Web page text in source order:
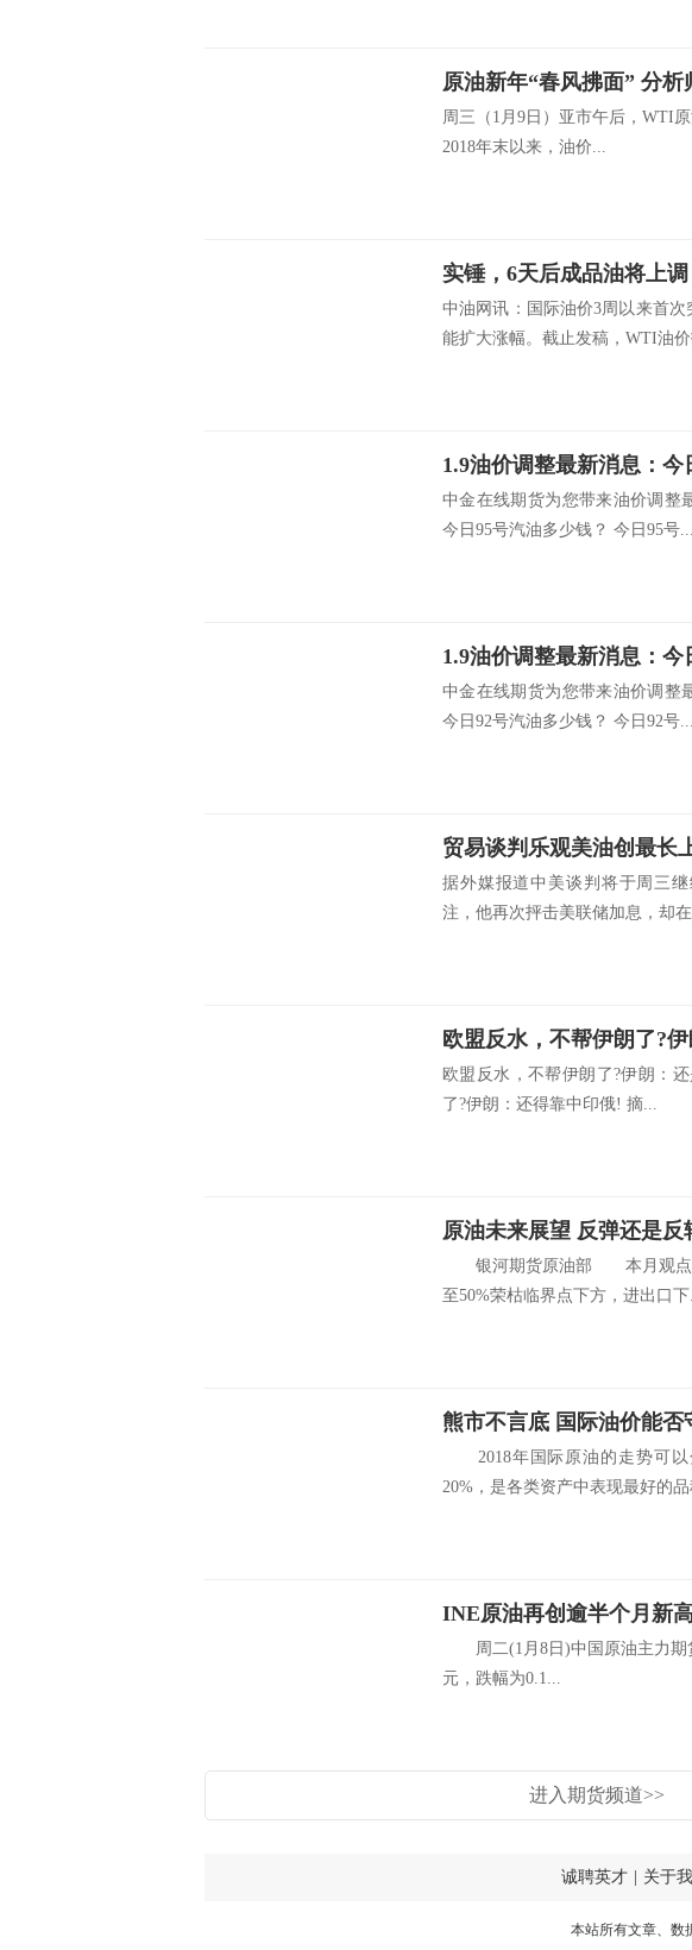
原油新年“春风拂面” 分
周三（1月9日）亚市午后，WTI
2018年末以来，油价...
中油网讯：国际油价3周以来首
能扩大涨幅。截止发稿，WTI油
中金在线期货为您带来油价调整
今日95号汽油多少钱？ 今日95号...
中金在线期货为您带来油价调整
今日92号汽油多少钱？ 今日92号...
据外媒报道中美谈判将于周三
注，他再次抨击美联储加息，却
欧盟反水，不帮伊朗了?
欧盟反水，不帮伊朗了?伊朗：
了?伊朗：还得靠中印俄! 摘...
原油未来展望 反弹还是反
银河期货原油部 本月观点
至50%荣枯临界点下方，进出口下
熊市不言底 国际油价能否
2018年国际原油的走势可以
20%，是各类资产中表现最好的
INE原油再创逾半个月新
周二(1月8日)中国原油主力期
元，跌幅为0.1...
进入期货频道>>
诚聘英才 关于
本站所有文章、数